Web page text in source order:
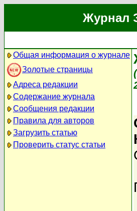
Журнал
Общая информация о журнале
Золотые страницы
Адреса редакции
Содержание журнала
Сообщения редакции
Правила для авторов
Загрузить статью
Проверить статус статьи